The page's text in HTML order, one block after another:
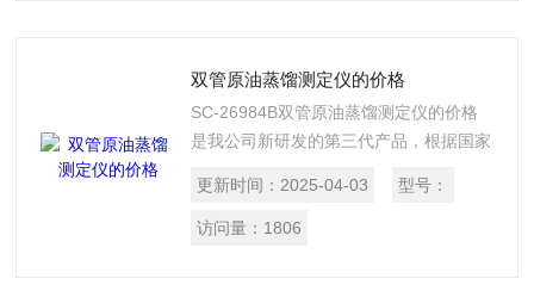
双管原油蒸馏测定仪的价格
SC-26984B双管原油蒸馏测定仪的价格
是我公司新研发的第三代产品，根据国家
标准试验方法设计制造的。
更新时间： 2025-04-03 型号：
访问量： 1806